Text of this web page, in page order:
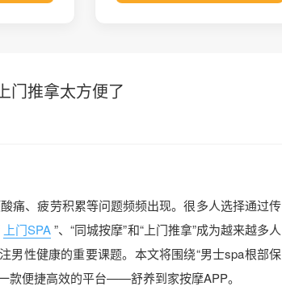
门推拿太方便了
痛、疲劳积累等问题频频出现。很多人选择通过传
上门SPA ”、“同城按摩”和“上门推拿”成为越来越多人
男性健康的重要课题。本文将围绕“男士spa根部保
款便捷高效的平台——舒养到家按摩APP。